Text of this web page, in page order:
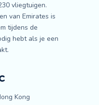
vliegtuigen.
van Emirates is
tijdens de
hebt als je een
Kong